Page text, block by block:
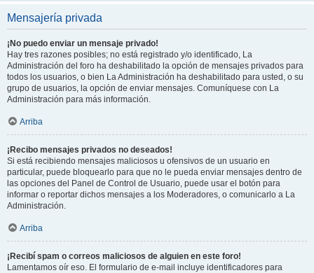
Mensajería privada
¡No puedo enviar un mensaje privado!
Hay tres razones posibles; no está registrado y/o identificado, La
Administración del foro ha deshabilitado la opción de mensajes privados para
todos los usuarios, o bien La Administración ha deshabilitado para usted, o su
grupo de usuarios, la opción de enviar mensajes. Comuníquese con La
Administración para más información.
Arriba
¡Recibo mensajes privados no deseados!
Si está recibiendo mensajes maliciosos u ofensivos de un usuario en
particular, puede bloquearlo para que no le pueda enviar mensajes dentro de
las opciones del Panel de Control de Usuario, puede usar el botón para
informar o reportar dichos mensajes a los Moderadores, o comunicarlo a La
Administración.
Arriba
¡Recibí spam o correos maliciosos de alguien en este foro!
Lamentamos oír eso. El formulario de e-mail incluye identificadores para